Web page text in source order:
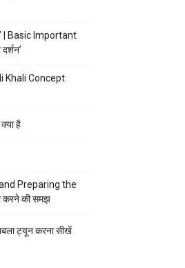
| Basic Important
Khali Concept
है
Preparing the
करने की समझ
ट्यून करना सीखें